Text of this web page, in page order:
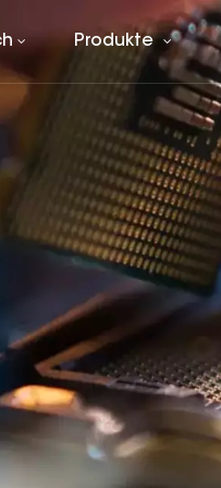
Produkte